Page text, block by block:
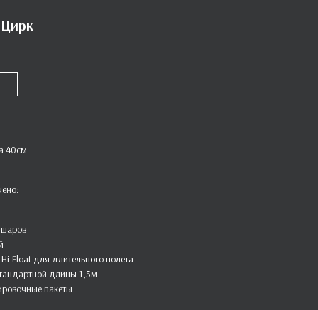
40см
Float для длительного полета
длины 1,5м
пакеты